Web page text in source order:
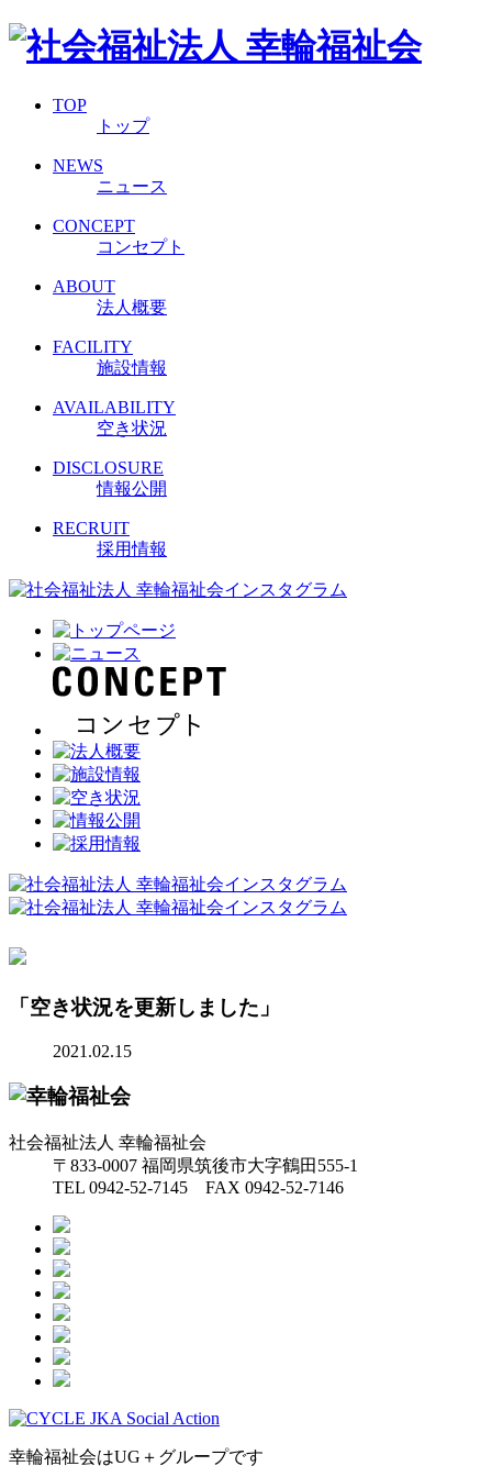
TOP
トップ
NEWS
ニュース
CONCEPT
コンセプト
ABOUT
法人概要
FACILITY
施設情報
AVAILABILITY
空き状況
DISCLOSURE
情報公開
RECRUIT
採用情報
「空き状況を更新しました」
2021.02.15
社会福祉法人 幸輪福祉会
〒833-0007 福岡県筑後市大字鶴田555-1
TEL 0942-52-7145 FAX 0942-52-7146
幸輪福祉会はUG＋グループです